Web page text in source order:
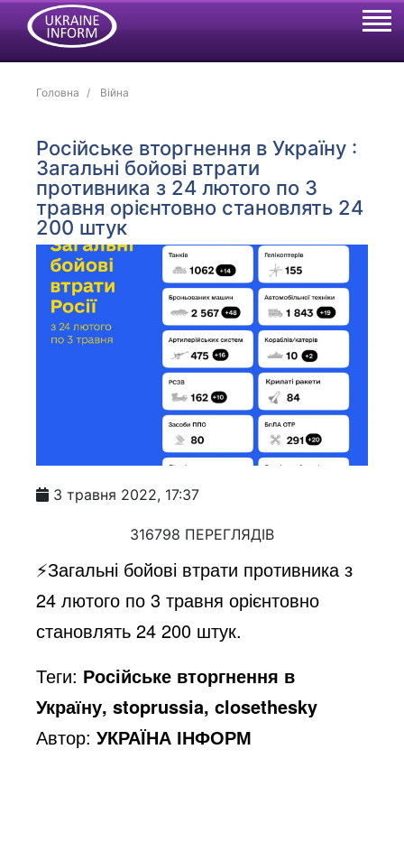
Головна Війна
Російське вторгнення в Україну :
Загальні бойові втрати
противника з 24 лютого по 3
травня орієнтовно становлять 24
200 штук
3 травня 2022, 17:37
316798 ПЕРЕГЛЯДІВ
⚡️Загальні бойові втрати противника з
24 лютого по 3 травня орієнтовно
становлять 24 200 штук.
Теги: Російське вторгнення в
Україну, stoprussia, closethesky
Автор:УКРАЇНА ІНФОРМ